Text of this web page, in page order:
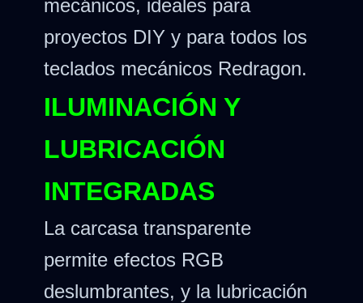
mecánicos, ideales para
proyectos DIY y para todos los
teclados mecánicos Redragon.
ILUMINACIÓN Y
LUBRICACIÓN
INTEGRADAS
La carcasa transparente
permite efectos RGB
deslumbrantes, y la lubricación